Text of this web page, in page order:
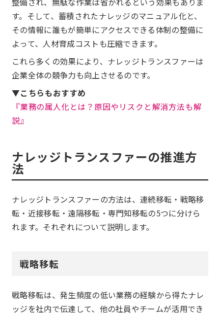
す。そして、蓄積されたナレッジのマニュアル化と、
その情報に誰もが簡単にアクセスできる体制の整備に
よって、人材育成コストも圧縮できます。
これら多くの効果により、ナレッジトランスファーは
企業全体の競争力も向上させるのです。
▼こちらもおすすめ
『業務の属人化とは？原因やリスクと解消方法も解
説』
ナレッジトランスファーの推進方
法
ナレッジトランスファーの方法は、連続移転・戦略移
転・近接移転・遠隔移転・専門知移転の5つに分けら
れます。それぞれについて説明します。
戦略移転
戦略移転は、発生頻度の低い業務の経験から得たナレ
ッジを社内で伝達して、他の社員やチームが活用でき